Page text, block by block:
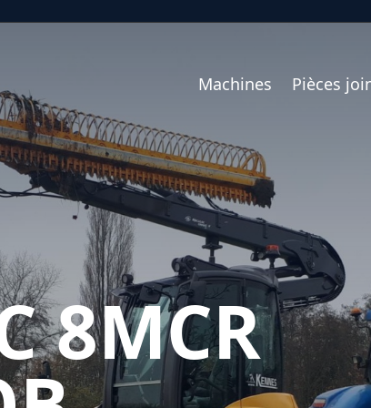
Machines Pièces
8MCR